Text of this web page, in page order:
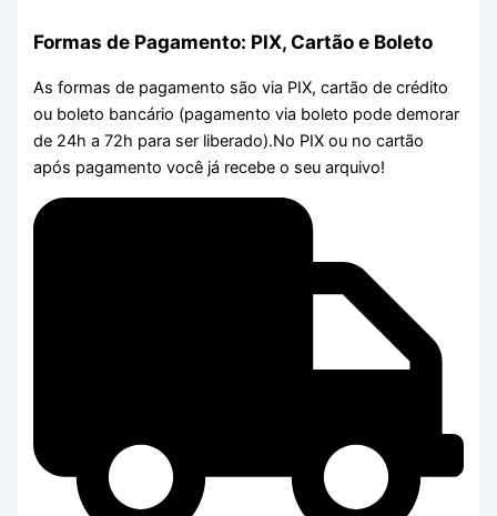
Formas de Pagamento: PIX, Cartão e Boleto
As formas de pagamento são via PIX, cartão de crédito
ou boleto bancário (pagamento via boleto pode demorar
de 24h a 72h para ser liberado).No PIX ou no cartão
após pagamento você já recebe o seu arquivo!